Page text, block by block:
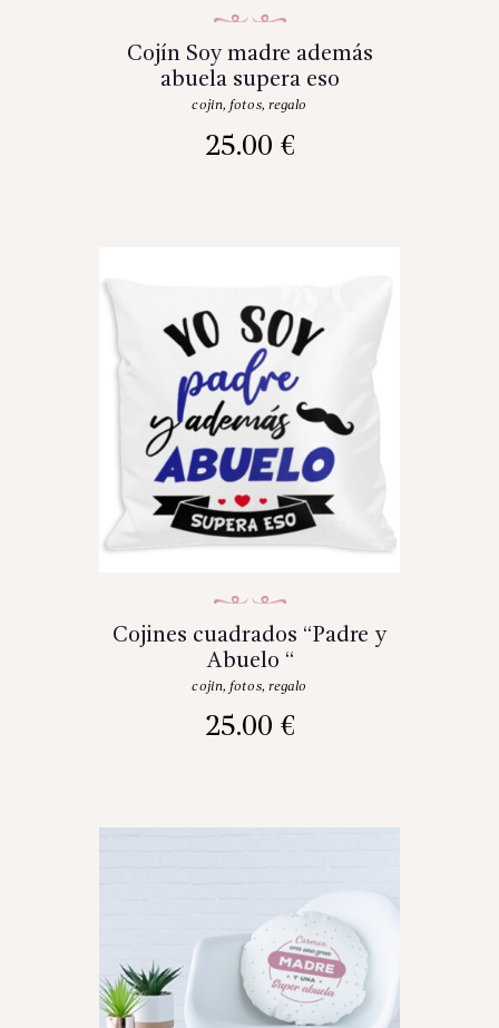
Cojín Soy madre además
abuela supera eso
cojin,fotos, regalo
25.00 €
Cojines cuadrados “Padre y
Abuelo “
cojin,fotos, regalo
25.00 €